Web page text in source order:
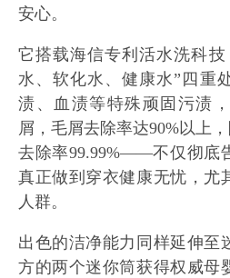
安心。
它搭载海信专利活水洗科
水、软化水、健康水”四重
渍、血渍等特殊顽固污渍
屑，毛屑去除率达90%以上
去除率99.99%——不仅彻底
真正做到穿衣健康无忧，尤
人群。
出色的洁净能力同样延伸至
方的两个迷你筒获得权威母